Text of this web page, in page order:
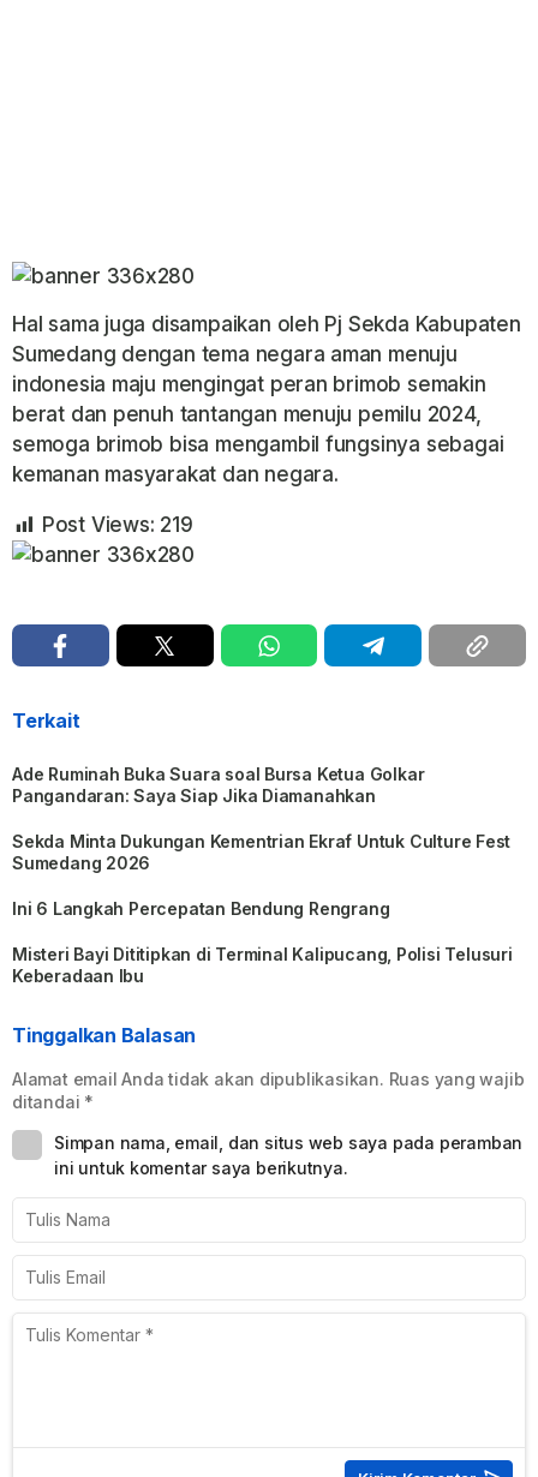
Hal sama juga disampaikan oleh Pj Sekda Kabupaten
Sumedang dengan tema negara aman menuju
indonesia maju mengingat peran brimob semakin
berat dan penuh tantangan menuju pemilu 2024,
semoga brimob bisa mengambil fungsinya sebagai
kemanan masyarakat dan negara.
Post Views: 219
Terkait
Ade Ruminah Buka Suara soal Bursa Ketua Golkar
Pangandaran: Saya Siap Jika Diamanahkan
Sekda Minta Dukungan Kementrian Ekraf Untuk Culture Fest
Sumedang 2026
Ini 6 Langkah Percepatan Bendung Rengrang
Misteri Bayi Dititipkan di Terminal Kalipucang, Polisi Telusuri
Keberadaan Ibu
Tinggalkan Balasan
Alamat email Anda tidak akan dipublikasikan. Ruas yang wajib
ditandai *
Simpan nama, email, dan situs web saya pada peramban
ini untuk komentar saya berikutnya.